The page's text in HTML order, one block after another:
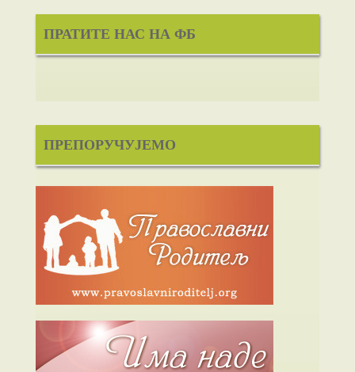
ПРАТИТЕ НАС НА ФБ
ПРЕПОРУЧУЈЕМО